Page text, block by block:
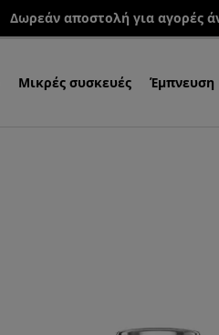
Δωρεάν αποστολή για αγορές
Μικρές συσκευές Έμπνευση